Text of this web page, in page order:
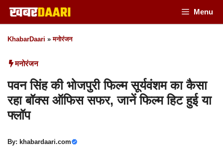
Skip
to
content
Menu
KhabarDaari »मनोरंजन
मनोरंजन
पवन सिंह की भोजपुरी फिल्म सूर्यवंशम का कैसा
रहा बॉक्स ऑफिस सफर, जानें फिल्म हिट हुई या
फ्लॉप
By: khabardaari.com